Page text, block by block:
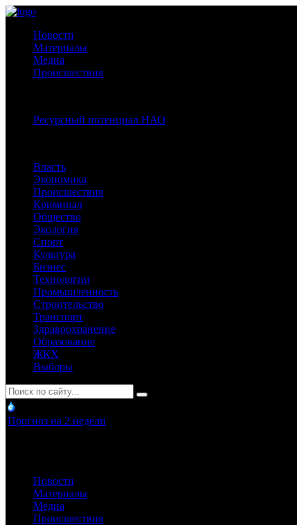
Новости
Материалы
Медиа
Происшествия
Ресурсный потенциал НАО
Власть
Экономика
Происшествия
Криминал
Общество
Экология
Спорт
Культура
Бизнес
Технологии
Промышленность
Строительство
Транспорт
Здравоохранение
Образование
ЖКХ
Выборы
Прогноз на 2 недели
Новости
Материалы
Медиа
Происшествия